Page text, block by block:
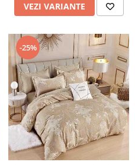
VEZI VARIANTE
-25%